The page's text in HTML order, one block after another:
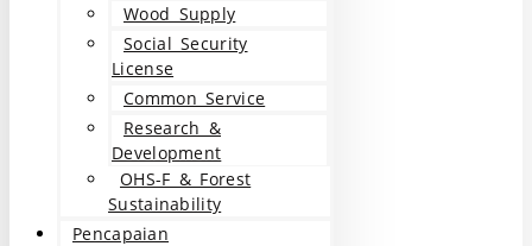
Wood Supply
Social Security
License
Common Service
Research &
Development
OHS-F & Forest
Sustainability
Pencapaian